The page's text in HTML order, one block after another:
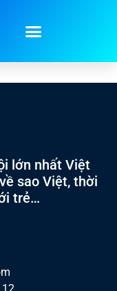
lớn nhất Việt
sao Việt, thời
trẻ…